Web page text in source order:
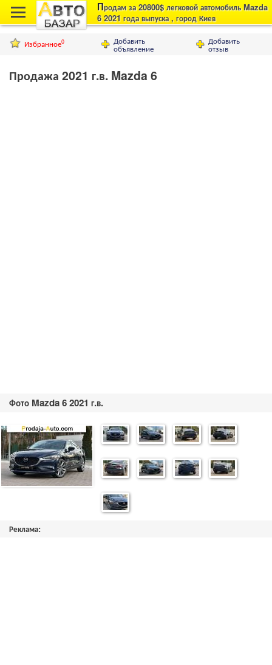
Продам за 20800$ легковой автомобиль Mazda
6 2021 года выпуска , город Киев
Добавить
отзыв
Добавить
объявление
Избранное0
Продажа 2021 г.в. Mazda 6
Фото Mazda 6 2021 г.в.
Реклама: